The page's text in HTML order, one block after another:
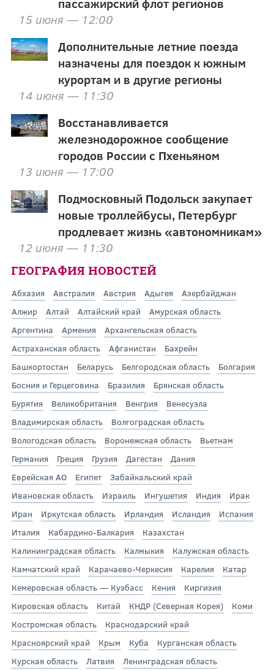
пассажирский флот регионов
15 июня — 12:00
Дополнительные летние поезда
назначены для поездок к южным
курортам и в другие регионы
14 июня — 11:30
Восстанавливается
железнодорожное сообщение
городов России с Пхеньяном
13 июня — 17:00
Подмосковный Подольск закупает
новые троллейбусы, Петербург
продлевает жизнь «автономникам»
12 июня — 11:30
ГЕОГРАФИЯ НОВОСТЕЙ
Абхазия Австралия Австрия Адыгея
Азербайджан
Алжир
Алтай Алтайский край
Амурская область
Аргентина
Армения
Архангельская область
Астраханская область
Афганистан
Бахрейн
Башкортостан
Беларусь Белгородская область
Болгария
Босния и Герцеговина
Бразилия
Брянская область
Бурятия
Великобритания Венгрия
Венесуэла
Владимирская область
Волгоградская область
Вологодская область
Воронежская область
Вьетнам
Германия
Греция Грузия Дагестан
Дания
Еврейская АО
Египет
Забайкальский край
Ивановская область
Израиль Ингушетия Индия
Ирак
Иран
Иркутская область Ирландия Исландия
Испания
Италия
Кабардино-Балкария
Казахстан
Калининградская область
Калмыкия
Калужская область
Камчатский край
Карачаево-Черкесия Карелия
Катар
Кемеровская область — Кузбасс
Кения
Киргизия
Кировская область
Китай КНДР (Северная Корея)
Коми
Костромская область
Краснодарский край
Красноярский край
Крым Куба
Курганская область
Курская область
Латвия
Ленинградская область